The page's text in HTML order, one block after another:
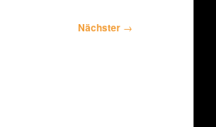
Nächster →